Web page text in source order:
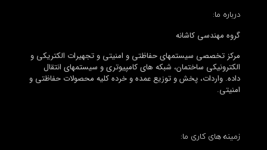
درباره ما:
گروه مهندسی کاشانه
مرکز تخصصی سیستمهای حفاظتی و امنیتی و تجهیرات الکتریکی و
الکترونیکی ساختمان، شبکه های کامپیوتری و سیستمهای انتقال
داده. واردات، پخش و توزیع عمده و خرده کلیه محصولات حفاظتی و
امنیتی.
زمینه های کاری ما: